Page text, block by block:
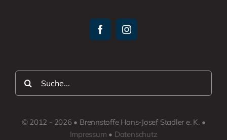
Suche
nach:
© 2012 - 2026 • Brennstoffe Hans-Josef Stadler e. K. •
Impressum • Datenschutz